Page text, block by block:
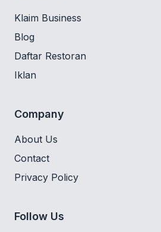
Klaim Business
Blog
Daftar Restoran
Iklan
Company
About Us
Contact
Privacy Policy
Follow Us